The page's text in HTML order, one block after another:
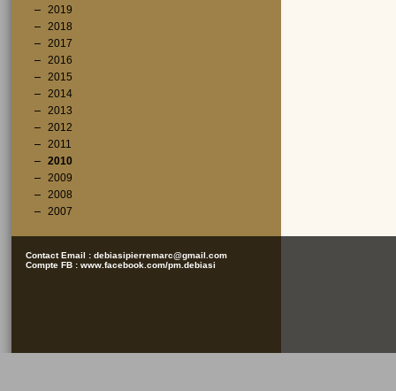
2019
2018
2017
2016
2015
2014
2013
2012
2011
2010
2009
2008
2007
Contact Email : debiasipierremarc@gmail.com
Compte FB : www.facebook.com/pm.debiasi